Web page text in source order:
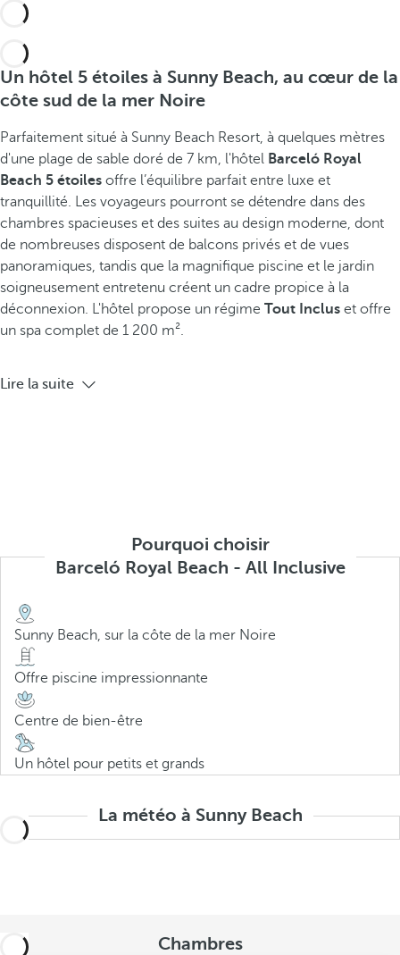
Un hôtel 5 étoiles à Sunny Beach, au cœur de la
côte sud de la mer Noire
Parfaitement situé à Sunny Beach Resort, à quelques mètres
d'une plage de sable doré de 7 km, l'hôtel Barceló Royal
Beach 5 étoiles offre l’équilibre parfait entre luxe et
tranquillité. Les voyageurs pourront se détendre dans des
chambres spacieuses et des suites au design moderne, dont
de nombreuses disposent de balcons privés et de vues
panoramiques, tandis que la magnifique piscine et le jardin
soigneusement entretenu créent un cadre propice à la
déconnexion. L'hôtel propose un régime Tout Inclus et offre
un spa complet de 1 200 m².
Lire la suite
Pourquoi choisir
Barceló Royal Beach - All Inclusive
Sunny Beach, sur la côte de la mer Noire
Offre piscine impressionnante
Centre de bien-être
Un hôtel pour petits et grands
La météo à Sunny Beach
Chambres